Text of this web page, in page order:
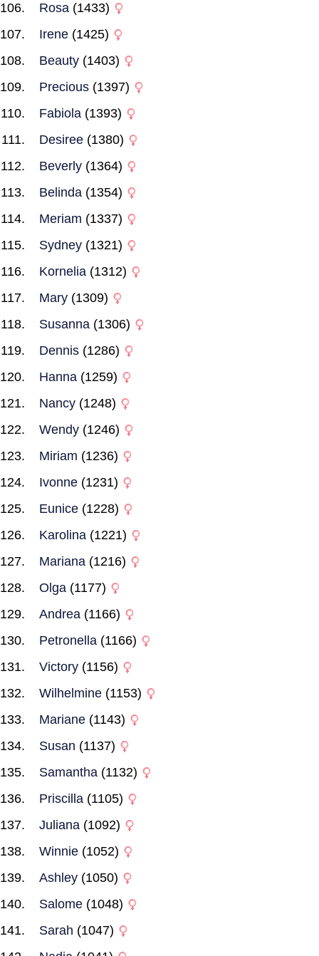
Rosa (1433)
Irene (1425)
Beauty (1403)
Precious (1397)
Fabiola (1393)
Desiree (1380)
Beverly (1364)
Belinda (1354)
Meriam (1337)
Sydney (1321)
Kornelia (1312)
Mary (1309)
Susanna (1306)
Dennis (1286)
Hanna (1259)
Nancy (1248)
Wendy (1246)
Miriam (1236)
Ivonne (1231)
Eunice (1228)
Karolina (1221)
Mariana (1216)
Olga (1177)
Andrea (1166)
Petronella (1166)
Victory (1156)
Wilhelmine (1153)
Mariane (1143)
Susan (1137)
Samantha (1132)
Priscilla (1105)
Juliana (1092)
Winnie (1052)
Ashley (1050)
Salome (1048)
Sarah (1047)